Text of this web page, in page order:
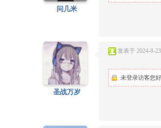
问几米
圣战万岁
发表于 2024-8-
未登录访客您